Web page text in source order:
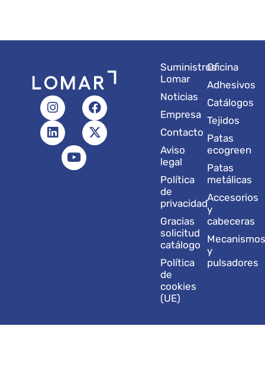
I
n
s
t
F
a
c
e
L
i
n
k
X
-
t
w
u
b
Suministros
Lomar
Noticias
Empresa
Contacto
Aviso
legal
Política
de
privacidad
Gracias
solicitud
catálogo
Política
de
cookies
(UE)
Oficina
Adhesivos
Catálogos
Tejidos
Patas
ecogreen
Patas
metálicas
Accesorios
y
cabeceras
y
pulsadores